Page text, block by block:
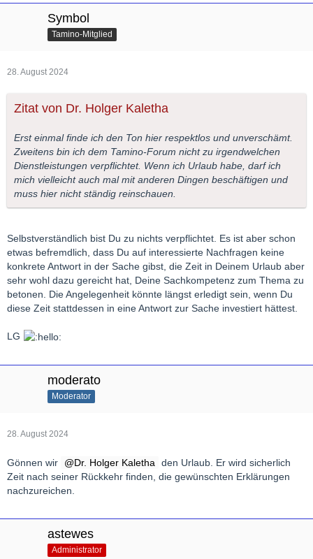
Symbol
Tamino-Mitglied
28. August 2024
Zitat von Dr. Holger Kaletha
Erst einmal finde ich den Ton hier respektlos und unverschämt.
Zweitens bin ich dem Tamino-Forum nicht zu irgendwelchen
Dienstleistungen verpflichtet. Wenn ich Urlaub habe, darf ich
mich vielleicht auch mal mit anderen Dingen beschäftigen und
muss hier nicht ständig reinschauen.
Selbstverständlich bist Du zu nichts verpflichtet. Es ist aber schon
etwas befremdlich, dass Du auf interessierte Nachfragen keine
konkrete Antwort in der Sache gibst, die Zeit in Deinem Urlaub aber
sehr wohl dazu gereicht hat, Deine Sachkompetenz zum Thema zu
betonen. Die Angelegenheit könnte längst erledigt sein, wenn Du
diese Zeit stattdessen in eine Antwort zur Sache investiert hättest.
LG
moderato
Moderator
28. August 2024
Gönnen wir Dr. Holger Kaletha den Urlaub. Er wird sicherlich
Zeit nach seiner Rückkehr finden, die gewünschten Erklärungen
nachzureichen.
astewes
Administrator